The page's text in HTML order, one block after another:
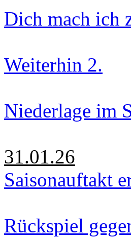
Dich mach ich
Weiterhin 2.
Niederlage im
31.01.26
Saisonauftakt
Rückspiel